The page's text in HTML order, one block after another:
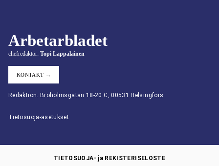
Arbetarbladet
chefredaktör: Topi Lappalainen
KONTAKT →
Redaktion: Broholmsgatan 18-20 C, 00531 Helsingfors
Tietosuoja-asetukset
TIETOSUOJA- ja REKISTERISELOSTE